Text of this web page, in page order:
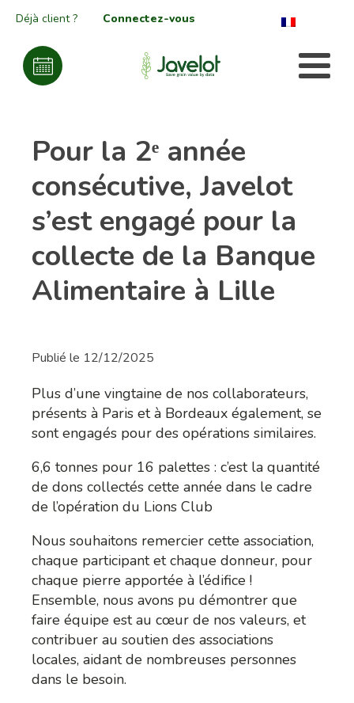
Déjà client ? Connectez-vous
Pour la 2ᵉ année
consécutive, Javelot
s’est engagé pour la
collecte de la Banque
Alimentaire à Lille
Publié le 12/12/2025
Plus d’une vingtaine de nos collaborateurs,
présents à Paris et à Bordeaux également, se
sont engagés pour des opérations similaires.
6,6 tonnes pour 16 palettes : c’est la quantité
de dons collectés cette année dans le cadre
de l’opération du Lions Club
Nous souhaitons remercier cette association,
chaque participant et chaque donneur, pour
chaque pierre apportée à l’édifice !
Ensemble, nous avons pu démontrer que
faire équipe est au cœur de nos valeurs, et
contribuer au soutien des associations
locales, aidant de nombreuses personnes
dans le besoin.